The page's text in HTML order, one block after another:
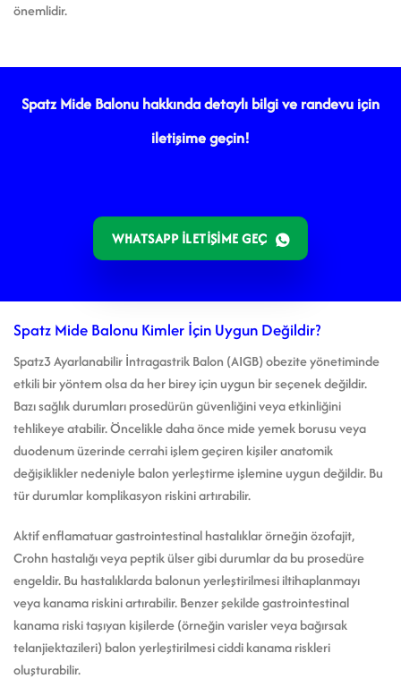
önemlidir.
Spatz Mide Balonu hakkında detaylı bilgi ve randevu için
iletişime geçin!
WHATSAPP ILETIŞIME GEÇ
Spatz Mide Balonu Kimler İçin Uygun Değildir?
Spatz3 Ayarlanabilir İntragastrik Balon (AIGB) obezite yönetiminde
etkili bir yöntem olsa da her birey için uygun bir seçenek değildir.
Bazı sağlık durumları prosedürün güvenliğini veya etkinliğini
tehlikeye atabilir. Öncelikle daha önce mide yemek borusu veya
duodenum üzerinde cerrahi işlem geçiren kişiler anatomik
değişiklikler nedeniyle balon yerleştirme işlemine uygun değildir. Bu
tür durumlar komplikasyon riskini artırabilir.
Aktif enflamatuar gastrointestinal hastalıklar örneğin özofajit,
Crohn hastalığı veya peptik ülser gibi durumlar da bu prosedüre
engeldir. Bu hastalıklarda balonun yerleştirilmesi iltihaplanmayı
veya kanama riskini artırabilir. Benzer şekilde gastrointestinal
kanama riski taşıyan kişilerde (örneğin varisler veya bağırsak
telanjiektazileri) balon yerleştirilmesi ciddi kanama riskleri
oluşturabilir.